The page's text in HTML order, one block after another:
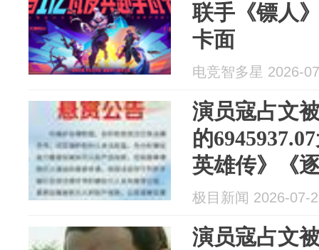
联手《镖人
卡面
电竞智多星 2026-
演员寇占文
的
英雄传》《
极目新闻 2026-07-
演员寇占文